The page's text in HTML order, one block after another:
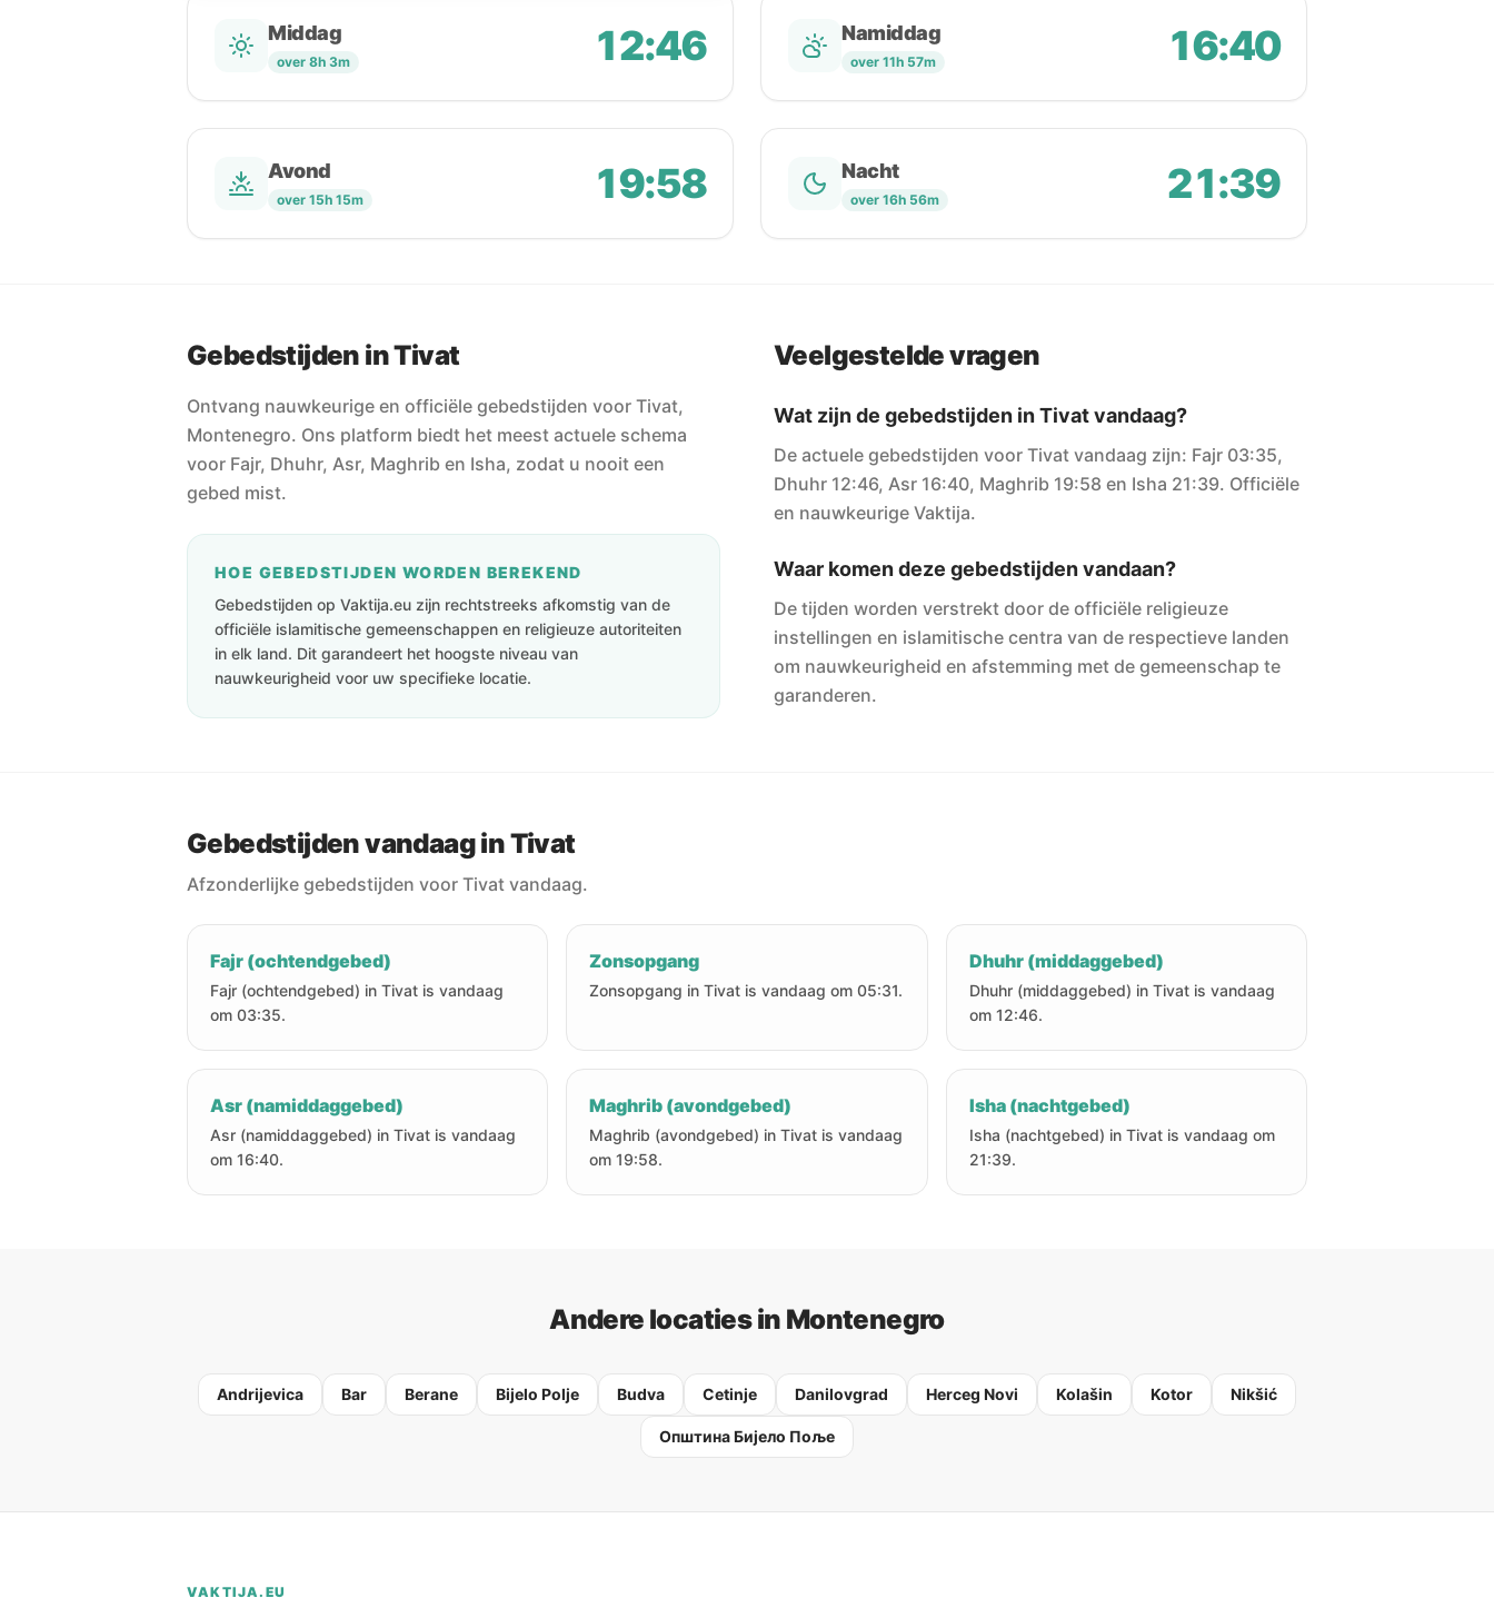
Middag
over 8h 3m 12:46 Namiddag
over 11h 57m 16:40
Avond
over 15h 15m 19:58 Nacht
over 16h 56m 21:39
Gebedstijden in Tivat
Ontvang nauwkeurige en officiële gebedstijden voor Tivat,
Montenegro. Ons platform biedt het meest actuele schema
voor Fajr, Dhuhr, Asr, Maghrib en Isha, zodat u nooit een
gebed mist.
HOE GEBEDSTIJDEN WORDEN BEREKEND
Gebedstijden op Vaktija.eu zijn rechtstreeks afkomstig van de
officiële islamitische gemeenschappen en religieuze autoriteiten
in elk land. Dit garandeert het hoogste niveau van
nauwkeurigheid voor uw specifieke locatie.
Veelgestelde vragen
Wat zijn de gebedstijden in Tivat vandaag?
De actuele gebedstijden voor Tivat vandaag zijn: Fajr 03:35,
Dhuhr 12:46, Asr 16:40, Maghrib 19:58 en Isha 21:39. Officiële
en nauwkeurige Vaktija.
Waar komen deze gebedstijden vandaan?
De tijden worden verstrekt door de officiële religieuze
instellingen en islamitische centra van de respectieve landen
om nauwkeurigheid en afstemming met de gemeenschap te
garanderen.
Gebedstijden vandaag in Tivat
Afzonderlijke gebedstijden voor Tivat vandaag.
Fajr (ochtendgebed)
Fajr (ochtendgebed) in Tivat is vandaag
om 03:35.
Zonsopgang
Zonsopgang in Tivat is vandaag om 05:31.
Dhuhr (middaggebed)
Dhuhr (middaggebed) in Tivat is vandaag
om 12:46.
Asr (namiddaggebed)
Asr (namiddaggebed) in Tivat is vandaag
om 16:40.
Maghrib (avondgebed)
Maghrib (avondgebed) in Tivat is vandaag
om 19:58.
Isha (nachtgebed)
Isha (nachtgebed) in Tivat is vandaag om
21:39.
Andere locaties in Montenegro
Andrijevica Bar Berane Bijelo Polje Budva Cetinje Danilovgrad Herceg Novi Kolašin Kotor Nikšić
Oпштина Бијело Поље
VAKTIJA.EU